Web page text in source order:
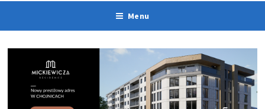
Menu